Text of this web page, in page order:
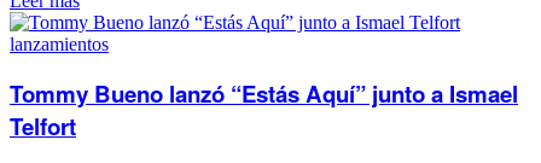
lanzamientos
Tommy Bueno lanzó “Estás Aquí” junto a Ismael
Telfort